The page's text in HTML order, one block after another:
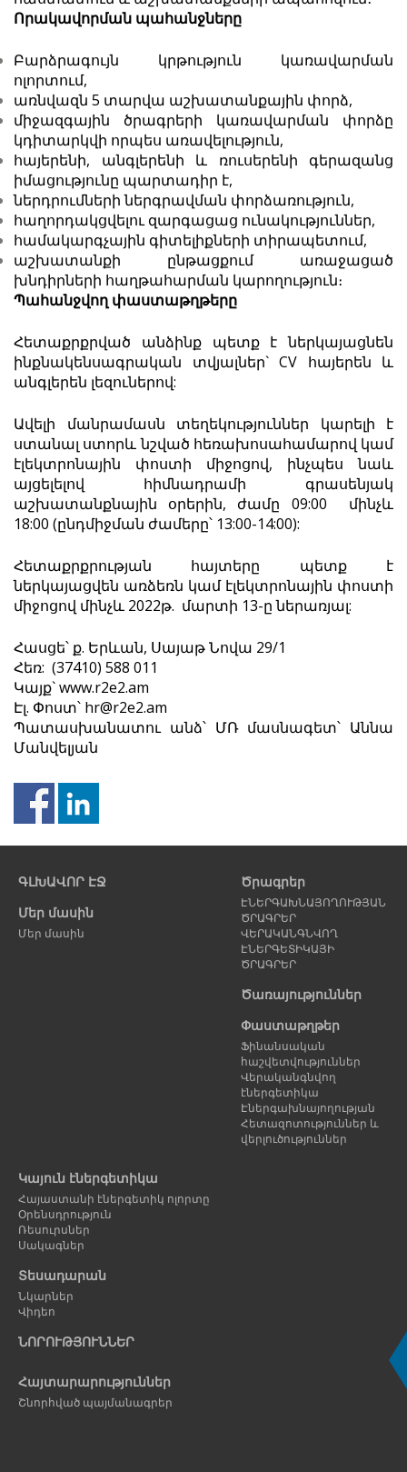
Որակավորման պահանջները
Բարձրագույն կրթություն կառավարման
ոլորտում,
առնվազն 5 տարվա աշխատանքային փորձ,
միջազգային ծրագրերի կառավարման փորձը
կդիտարկվի որպես առավելություն,
հայերենի, անգլերենի և ռուսերենի գերազանց
իմացությունը պարտադիր է,
ներդրումների ներգրավման փորձառություն,
հաղորդակցվելու զարգացաց ունակություններ,
համակարգչային գիտելիքների տիրապետում,
աշխատանքի ընթացքում առաջացած
խնդիրների հաղթահարման կարողություն։
Պահանջվող փաստաթղթերը
Հետաքրքրված անձինք պետք է ներկայացնեն
ինքնակենսագրական տվյալներ` CV հայերեն և
անգլերեն լեզուներով:
Ավելի մանրամասն տեղեկություններ կարելի է
ստանալ ստորև նշված հեռախոսահամարով կամ
էլեկտրոնային փոստի միջոցով, ինչպես նաև
այցելելով հիմնադրամի գրասենյակ
աշխատանքնային օրերին, ժամը 09:00 մինչև
18:00 (ընդմիջման ժամերը՝ 13:00-14:00):
Հետաքրքրության հայտերը պետք է
ներկայացվեն առձեռն կամ էլեկտրոնային փոստի
միջոցով մինչև 2022թ. մարտի 13-ը ներառյալ:
Հասցե՝ ք. Երևան, Սայաթ Նովա 29/1
Հեռ: (37410) 588 011
Կայք` www.r2e2.am
Էլ. Փոստ՝ hr@r2e2.am
Պատասխանատու անձ՝ ՄՌ մասնագետ՝ Աննա
Մանվելյան
էջ
ԳԼԽԱՎՈՐ ԷՋ
Մեր մասին
Մեր մասին
Ծրագրեր
ԷՆԵՐԳԱԽՆԱՅՈՂՈՒԹՅԱՆ
ԾՐԱԳՐԵՐ
ՎԵՐԱԿԱՆԳՆՎՈՂ
ԷՆԵՐԳԵՏԻԿԱՅԻ
ԾՐԱԳՐԵՐ
Ծառայություններ
Փաստաթղթեր
Ֆինանսական
հաշվետվություններ
Վերականգնվող
էներգետիկա
Էներգախնայողության
Հետազոտություններ և
վերլուծություններ
Կայուն էներգետիկա
Հայաստանի էներգետիկ ոլորտը
Օրենսդրություն
Ռեսուրսներ
Սակագներ
Տեսադարան
Նկարներ
Վիդեո
ՆՈՐՈՒԹՅՈՒՆՆԵՐ
Հայտարարություններ
Շնորհված պայմանագրեր